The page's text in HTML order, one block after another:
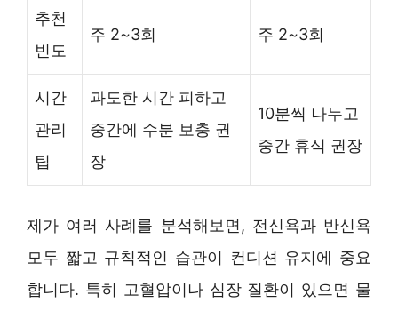
추천
빈도
주 2~3회 주 2~3회
시간
관리
팁
과도한 시간 피하고
중간에 수분 보충 권
장
10분씩 나누고
중간 휴식 권장
제가 여러 사례를 분석해보면, 전신욕과 반신욕
모두 짧고 규칙적인 습관이 컨디션 유지에 중요
합니다. 특히 고혈압이나 심장 질환이 있으면 물